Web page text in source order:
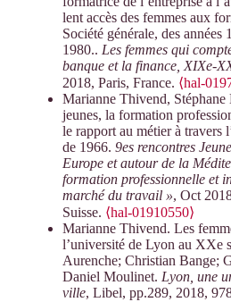
lent accès des femmes aux
Société générale, des années
1980.. Les femmes qui
banque et la finance, XIXe-
2018, Paris, France. ⟨hal-
Marianne Thivend, Stéphane
jeunes, la formation
le rapport au métier à travers
de 1966. 9es rencontres
Europe et autour de la
formation professionnelle et
marché du travail », Oct
Suisse. ⟨hal-01910550⟩
Marianne Thivend. Les
l’université de Lyon au XXe
Aurenche; Christian Bange;
Daniel Moulinet. Lyon, une
ville, Libel, pp.289, 2018,